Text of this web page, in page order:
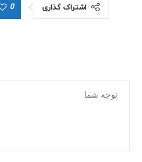
اشتراک گذاری 0